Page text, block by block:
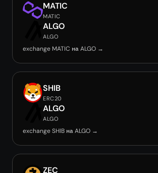
MATIC
MATIC
ALGO
ALGO
exchange MATIC на ALGO →
SHIB
ERC20
ALGO
ALGO
exchange SHIB на ALGO →
ZEC